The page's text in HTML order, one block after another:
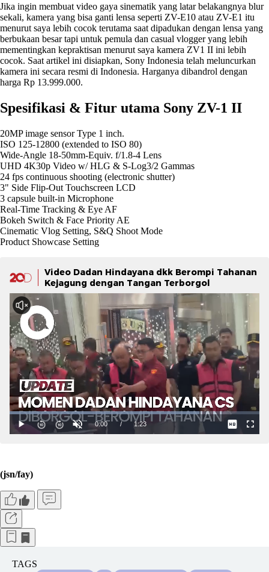
Jika ingin membuat video gaya sinematik yang latar belakangnya blur
sekali, kamera yang bisa ganti lensa seperti ZV-E10 atau ZV-E1 itu
menurut saya lebih cocok terutama saat dipadukan dengan lensa yang
berbukaan besar tapi untuk pemula dan casual vlogger yang lebih
mementingkan kepraktisan menurut saya kamera ZV1 II ini lebih
cocok. Saat artikel ini disiapkan, Sony Indonesia telah meluncurkan
kamera ini secara resmi di Indonesia. Harganya dibandrol dengan
harga Rp 13.999.000.
Spesifikasi & Fitur utama Sony ZV-1 II
20MP image sensor Type 1 inch.
ISO 125-12800 (extended to ISO 80)
Wide-Angle 18-50mm-Equiv. f/1.8-4 Lens
UHD 4K30p Video w/ HLG & S-Log3/2 Gammas
24 fps continuous shooting (electronic shutter)
3" Side Flip-Out Touchscreen LCD
3 capsule built-in Microphone
Real-Time Tracking & Eye AF
Bokeh Switch & Face Priority AE
Cinematic Vlog Setting, S&Q Shoot Mode
Product Showcase Setting
Video Dadan Hindayana dkk Berompi Tahanan
Kejagung dengan Tangan Terborgol
(jsn/fay)
TAGS